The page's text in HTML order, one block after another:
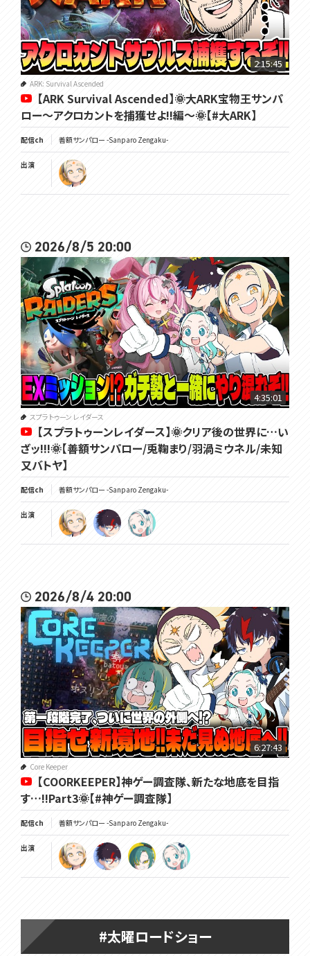
2:15:45
ARK: Survival Ascended
【ARK Survival Ascended】🌞大ARK宝物王サンパ
ロー～アクロカントを捕獲せよ!!編～🌞【#大ARK】
配信ch 善額サンパロー -Sanparo Zengaku-
出演
2026/8/5 20:00
4:35:01
スプラトゥーン レイダース
【スプラトゥーンレイダース】🌞クリア後の世界に…い
ざッ!!!🌞【善額サンパロー/兎鞠まり/羽渦ミウネル/未知
又バトヤ】
配信ch 善額サンパロー -Sanparo Zengaku-
出演
2026/8/4 20:00
6:27:43
Core Keeper
【COORKEEPER】神ゲー調査隊、新たな地底を目指
す…!!Part3🌞【#神ゲー調査隊】
配信ch 善額サンパロー -Sanparo Zengaku-
出演
#太曜ロードショー